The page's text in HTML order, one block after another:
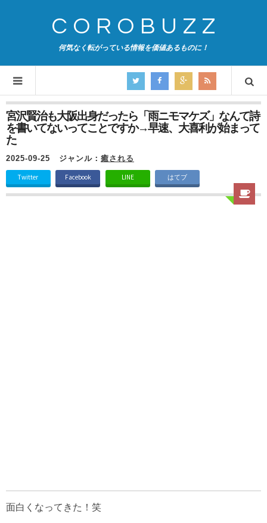
COROBUZZ
何気なく転がっている情報を価値あるものに！
宮沢賢治も大阪出身だったら「雨ニモマケズ」なんて詩
を書いてないってことですか→早速、大喜利が始まって
た
2025-09-25 ジャンル： 癒される
Twitter Facebook LINE はてブ
面白くなってきた！笑